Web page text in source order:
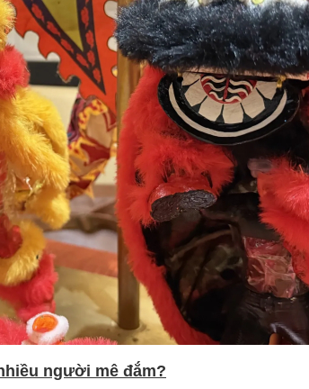
người mê đắm?